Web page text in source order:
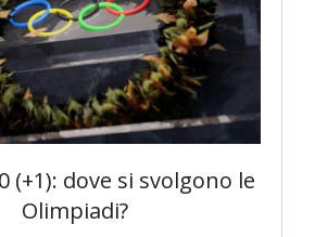
(+1): dove si svolgono le
Olimpiadi?